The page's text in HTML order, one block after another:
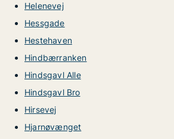
Helenevej
Hessgade
Hestehaven
Hindbærranken
Hindsgavl Alle
Hindsgavl Bro
Hirsevej
Hjarnøvænget